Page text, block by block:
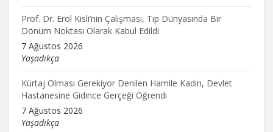
Prof. Dr. Erol Kisli’nin Çalışması, Tıp Dünyasında Bir
Dönüm Noktası Olarak Kabul Edildi
7 Ağustos 2026
Yaşadıkça
Kürtaj Olması Gerekiyor Denilen Hamile Kadın, Devlet
Hastanesine Gidince Gerçeği Öğrendi
7 Ağustos 2026
Yaşadıkça